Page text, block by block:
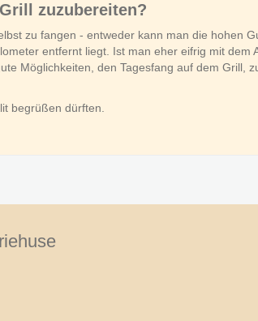
zuzubereiten?
zu fangen - entweder kann man die hohen
entfernt liegt. Ist man eher eifrig mit dem
Möglichkeiten, den Tagesfang auf dem Grill,
begrüßen dürften.